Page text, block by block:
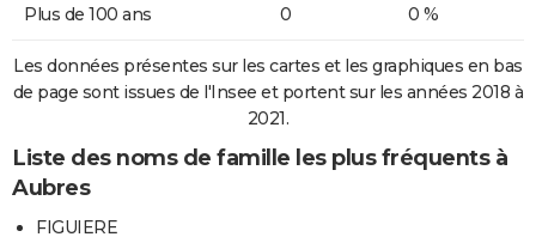
Plus de 100 ans 0 0 %
Les données présentes sur les cartes et les graphiques en bas
de page sont issues de l'Insee et portent sur les années 2018 à
2021.
Liste des noms de famille les plus fréquents à
Aubres
FIGUIERE